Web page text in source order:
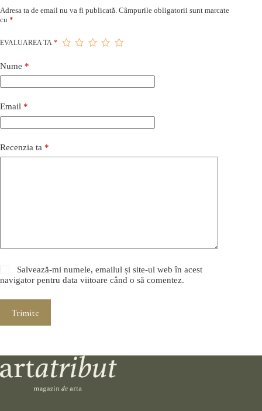
Adresa ta de email nu va fi publicată. Câmpurile obligatorii sunt marcate
cu *
EVALUAREA TA *
Nume *
Email *
Recenzia ta *
Salvează-mi numele, emailul și site-ul web în acest
navigator pentru data viitoare când o să comentez.
Trimite